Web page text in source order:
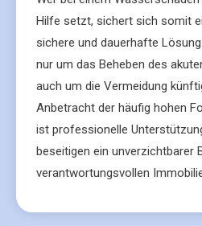
Hilfe setzt, sichert sich somit
sichere und dauerhafte
nur um das Beheben des
auch um die Vermeidung
Anbetracht der häufig hohen
ist professionelle
beseitigen ein unverzichtbarer
verantwortungsvollen